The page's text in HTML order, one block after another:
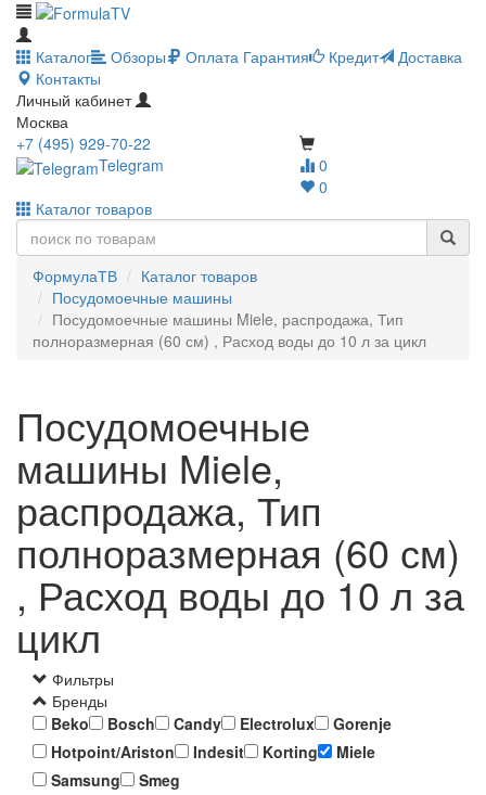
Каталог Обзоры Оплата Гарантия Кредит
Доставка
Контакты
Личный кабинет
Москва
0
0
+7 (495) 929-70-22
Telegram
Каталог товаров
ФормулаТВ
Каталог товаров
Посудомоечные машины
Посудомоечные машины Miele, распродажа, Тип
полноразмерная (60 см) , Расход воды до 10 л за цикл
Посудомоечные
машины Miele,
распродажа, Тип
полноразмерная (60 см)
, Расход воды до 10 л за
цикл
Фильтры
Бренды
Beko
Bosch Candy Electrolux
Gorenje
Hotpoint/Ariston
Indesit Korting
Miele
Samsung
Smeg